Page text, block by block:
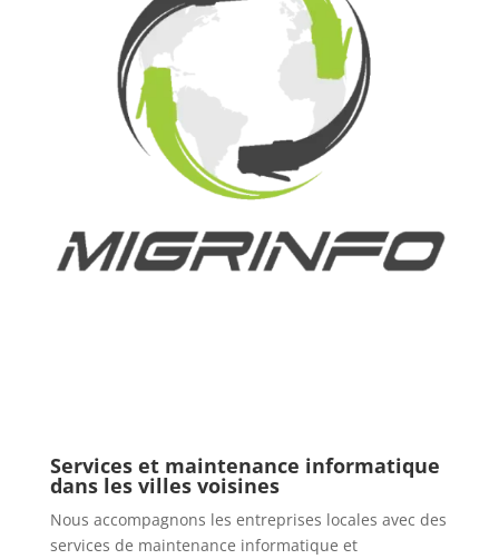
Services et maintenance informatique
dans les villes voisines
Nous accompagnons les entreprises locales avec des
services de maintenance informatique et